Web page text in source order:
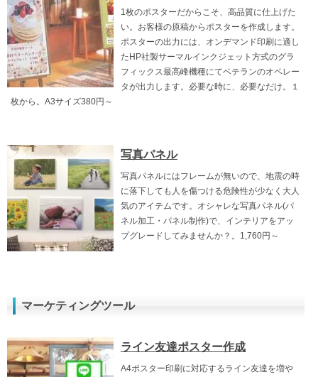
1枚のポスターだからこそ、高品質に仕上げた
い。お客様の原稿からポスターを作成します。
ポスターの出力には、オンデマンド印刷に適し
たHP社製サーマルインクジェット方式のグラ
フィックス最高峰機種にてベテランのオペレー
タが出力します。必要な時に、必要なだけ。１
枚から。A3サイズ380円～
写真パネル
写真パネルにはフレームが無いので、地震の時
に落下しても人を傷つける危険性が少なく大人
気のアイテムです。オシャレな写真パネル(パ
ネル加工・パネル制作)で、インテリアをアッ
プグレードしてみませんか？。1,760円～
マーケティングツール
ライン友達ポスター作成
A4ポスター印刷に対応するライン友達を増や